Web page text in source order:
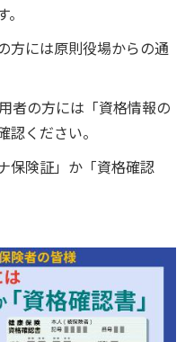
方には原則役場からの通
者の方には「資格情報の
ください。
保険証」か「資格確認